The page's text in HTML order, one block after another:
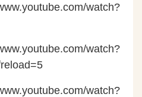
watch?
watch?
watch?